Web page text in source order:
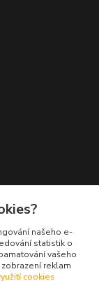
našeho e-
statistik o
vašeho
reklam
cookies